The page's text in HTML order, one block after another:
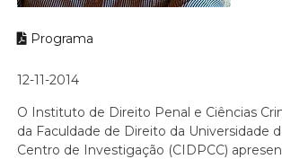
Programa
12-11-2014
O Instituto de Direito Penal e Ciências
da Faculdade de Direito da Universidade
Centro de Investigação (CIDPCC)